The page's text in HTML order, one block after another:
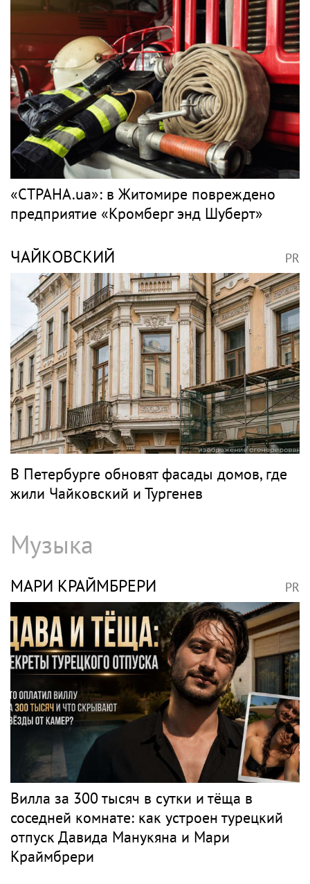
«СТРАНА.ua»: в Житомире повреждено
предприятие «Кромберг энд Шуберт»
ЧАЙКОВСКИЙ PR
В Петербурге обновят фасады домов, где
жили Чайковский и Тургенев
Музыка
МАРИ КРАЙМБРЕРИ PR
Вилла за 300 тысяч в сутки и тёща в
соседней комнате: как устроен турецкий
отпуск Давида Манукяна и Мари
Краймбрери